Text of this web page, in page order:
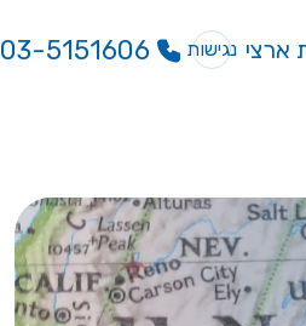
ארצי נגישות 03-5151606